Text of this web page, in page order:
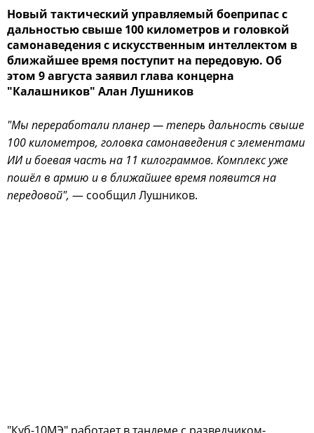
Новый тактический управляемый боеприпас с
дальностью свыше 100 километров и головкой
самонаведения с искусственным интеллектом в
ближайшее время поступит на передовую. Об
этом 9 августа заявил глава концерна
"Калашников" Алан Лушников
"Мы переработали планер — теперь дальность свыше
100 километров, головка самонаведения с элементами
ИИ и боевая часть на 11 килограммов. Комплекс уже
пошёл в армию и в ближайшее время появится на
передовой", — сообщил Лушников.